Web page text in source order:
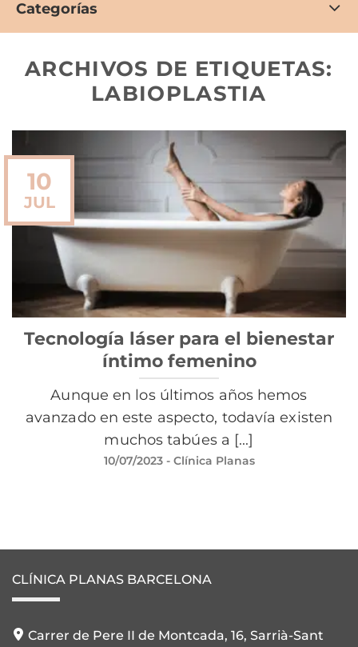
Categorías
ARCHIVOS DE ETIQUETAS:
LABIOPLASTIA
Tecnología láser para el bienestar
íntimo femenino
Aunque en los últimos años hemos
avanzado en este aspecto, todavía existen
muchos tabúes a [...]
10/07/2023- Clínica Planas
10
JUL
CLÍNICA PLANAS BARCELONA
Carrer de Pere II de Montcada, 16, Sarrià-Sant